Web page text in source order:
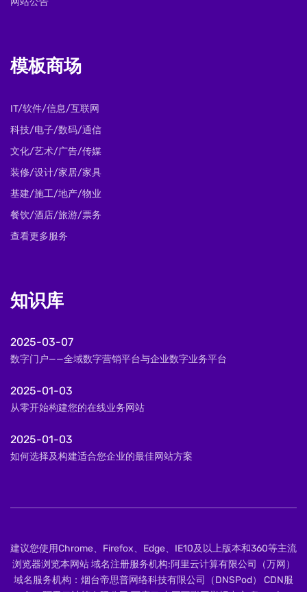
模板商场
IT/软件/信息/互联网
科技/电子/数码/通信
文化/艺术/广告/传媒
装修/设计/家居/家具
基建/施工/地产/物业
餐饮/酒店/旅游/票务
查看更多服务
知识库
2025-03-07
数字门户——全域数字营销平台与企业数字业务平台
2025-01-03
从零开始构建您的在线业务网站
2025-01-03
如何选择及构建适合您企业的最佳网站方案
建议您使用Chrome、Firefox、Edge、IE10及以上版本和360等主流
浏览器浏览本网站 域名注册服务机构:阿里云计算有限公司（万网）
域名服务机构：烟台帝思普网络科技有限公司（DNSPod） CDN服